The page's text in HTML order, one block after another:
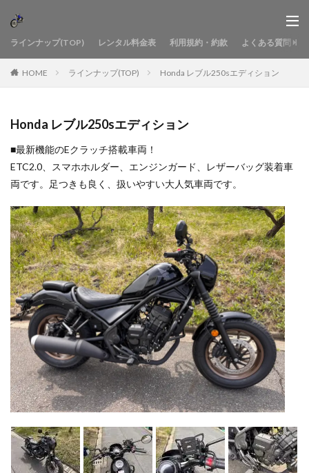
ラインナップ(TOP) レンタル料金表 利用規約・約款 よくある質問
HOME ラインナップ(TOP) Honda レブル250sエディション
Honda レブル250sエディション
■最新機能のEクラッチ搭載車両！
ETC2.0、スマホホルダー、エンジンガード、レザーバッグ装着車
両です。足つきも良く、扱いやすい大人気車両です。